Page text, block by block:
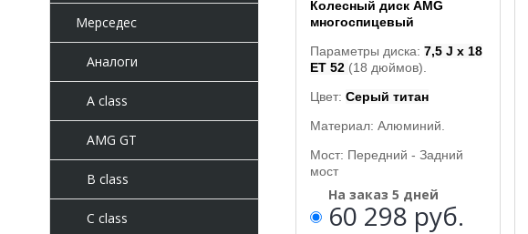
Мерседес
Аналоги
A class
AMG GT
B class
C class
Колесный диск AMG
многоспицевый
Параметры диска: 7,5 J x 18
ET 52 (18 дюймов).
Цвет: Серый титан
Материал: Алюминий.
Мост: Передний - Задний
мост
На заказ 5 дней
60 298 руб.